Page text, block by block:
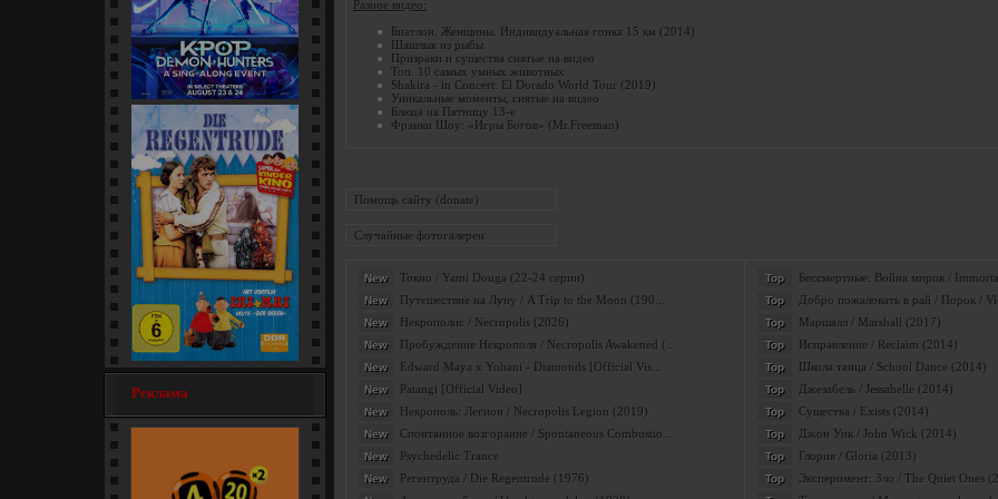
Кей-поп-охотницы на демонов
/ KPop Demon... [мультфильм]
Регентруда / Die Regentrude
(1976) [семейный]
Реклама
Разное видео:
Биатлон. Женщины. Индивидуальная гонка 15 км (2014)
Шашлык из рыбы
Призраки и существа снятые на видео
Топ. 10 самых умных животных
Shakira - in Concert: El Dorado World Tour (2019)
Уникальные моменты, снятые на видео
Блюда на Пятницу 13-е
Фрэнки Шоу: «Игры Богов» (Mr.Freeman)
Помощь сайту (donate)
Случайные фотогалереи
New Токио / Yami Douga (22-24 серии)
New Путешествие на Луну / A Trip to the Moon (190...
New Некрополис / Necropolis (2026)
New Пробуждение Некрополя / Necropolis Awakened (...
New Edward Maya x Yohani - Diamonds [Official Vis...
New Patangi [Official Video]
New Некрополь: Легион / Necropolis Legion (2019)
New Спонтанное возгорание / Spontaneous Combustio...
New Psychedelic Trance
New Регентруда / Die Regentrude (1976)
Top Бессмертные: Война миров /
Top Добро пожаловать в рай / Порок /
Top Маршалл / Marshall (2017)
Top Исправление / Reclaim (2014)
Top Школа танца / School Dance (2014)
Top Джезабель / Jessabelle (2014)
Top Существа / Exists (2014)
Top Джон Уик / John Wick (2014)
Top Глория / Gloria (2013)
Top Эксперимент: Зло / The Quiet Ones